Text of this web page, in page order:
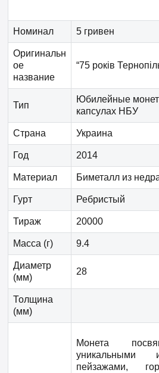
Номинал 5 гривен
Оригинальн
ое
название
“75 років
Тип
Юбилейные
капсулах НБУ
Страна Украина
Год 2014
Материал Биметалл из
Гурт Ребристый
Тираж 20000
Масса (г) 9.4
Диаметр
(мм)
28
Толщина
(мм)
Монета
уникальными
пейзажами,